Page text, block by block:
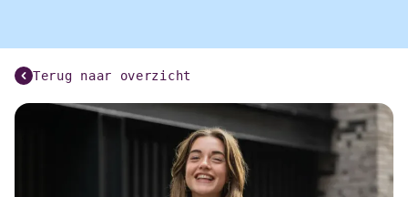
Terug naar overzicht